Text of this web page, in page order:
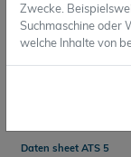
Zwecke.
Suchmaschine oder
welche Inhalte von
Kühl-Logistik mit PCM
Daten sheet ATS 5